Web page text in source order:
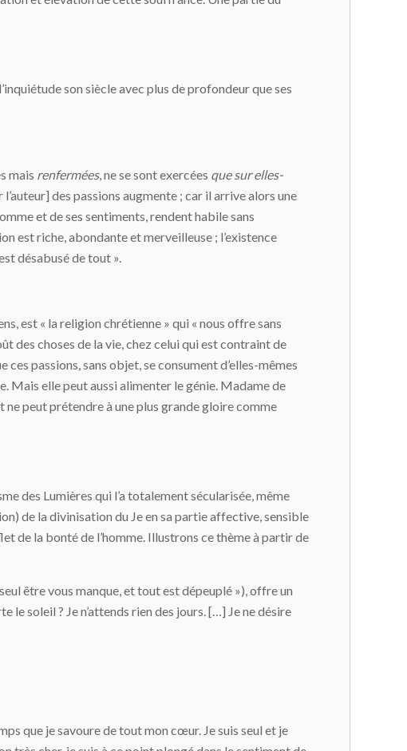
son siècle avec plus de profondeur que ses
mais renfermées, ne se sont exercées que sur elles-
des passions augmente ; car il arrive alors une
et de ses sentiments, rendent habile sans
est riche, abondante et merveilleuse ; l’existence
désabusé de tout ».
est « la religion chrétienne » qui « nous offre sans
des choses de la vie, chez celui qui est contraint de
passions, sans objet, se consument d’elles-mêmes
Mais elle peut aussi alimenter le génie. Madame de
peut prétendre à une plus grande gloire comme
des Lumières qui l’a totalement sécularisée, même
de la divinisation du Je en sa partie affective, sensible
de la bonté de l’homme. Illustrons ce thème à partir de
être vous manque, et tout est dépeuplé »), offre un
le soleil ? Je n’attends rien des jours. […] Je ne désire
que je savoure de tout mon cœur. Je suis seul et je